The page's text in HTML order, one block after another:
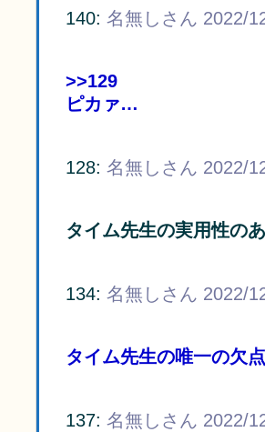
140: 名無しさん 2022/
>>129
ピカァ…
128: 名無しさん 2022/
タイム先生の実用性の
134: 名無しさん 2022/
タイム先生の唯一の欠
137: 名無しさん 2022/